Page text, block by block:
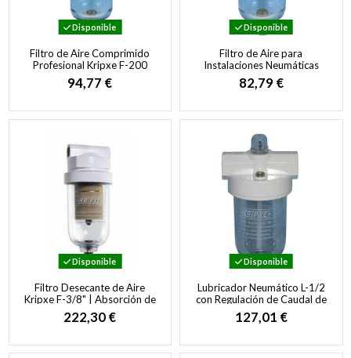
Disponible
Filtro de Aire Comprimido
Profesional Kripxe F-200
3/8" | Filtro de Partículas
Industrial
94,77 €
Disponible
Filtro de Aire para
Instalaciones Neumáticas
Kripxe F-3/8" | Bronce
Sinterizado 10 Micras
82,79 €
Disponible
Filtro Desecante de Aire
Kripxe F-3/8" | Absorción de
Humedad Máxima con Gel
de Sílice
222,30 €
Disponible
Lubricador Neumático L-1/2
con Regulación de Caudal de
Aceite
127,01 €